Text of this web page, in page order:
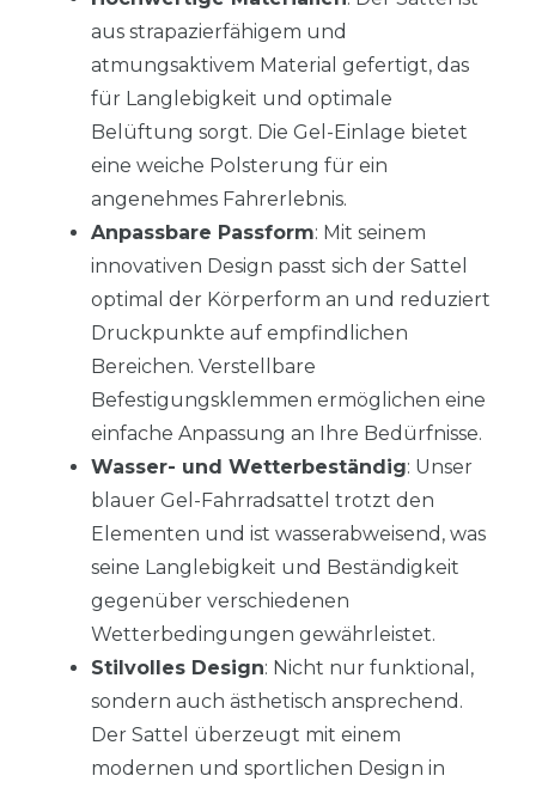
aus strapazierfähigem und
atmungsaktivem Material gefertigt, das
für Langlebigkeit und optimale
Belüftung sorgt. Die Gel-Einlage bietet
eine weiche Polsterung für ein
angenehmes Fahrerlebnis.
Anpassbare Passform: Mit seinem
innovativen Design passt sich der Sattel
optimal der Körperform an und reduziert
Druckpunkte auf empfindlichen
Bereichen. Verstellbare
Befestigungsklemmen ermöglichen eine
einfache Anpassung an Ihre Bedürfnisse.
Wasser- und Wetterbeständig: Unser
blauer Gel-Fahrradsattel trotzt den
Elementen und ist wasserabweisend, was
seine Langlebigkeit und Beständigkeit
gegenüber verschiedenen
Wetterbedingungen gewährleistet.
Stilvolles Design: Nicht nur funktional,
sondern auch ästhetisch ansprechend.
Der Sattel überzeugt mit einem
modernen und sportlichen Design in